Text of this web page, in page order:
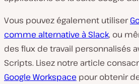
Vous pouvez également utiliser
comme alternative à Slack, ou
des flux de travail personnalisés
Scripts. Lisez notre article
Google Workspace pour obtenir